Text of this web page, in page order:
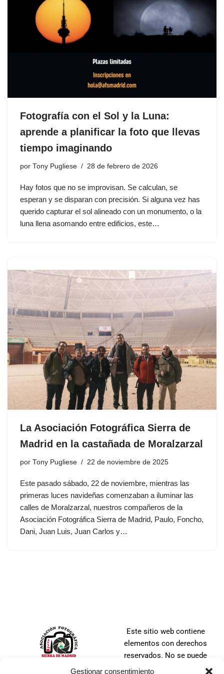
Gestionar consentimiento
Fotografía con el Sol y la Luna:
aprende a planificar la foto que llevas
tiempo imaginando
por Tony Pugliese 28 de febrero de 2026
Hay fotos que no se improvisan. Se calculan, se
esperan y se disparan con precisión. Si alguna vez has
querido capturar el sol alineado con un monumento, o la
luna llena asomando entre edificios, este…
La Asociación Fotográfica Sierra de
Madrid en la castañada de Moralzarzal
por Tony Pugliese 22 de noviembre de 2025
Este pasado sábado, 22 de noviembre, mientras las
primeras luces navideñas comenzaban a iluminar las
calles de Moralzarzal, nuestros compañeros de la
Asociación Fotográfica Sierra de Madrid, Paulo, Foncho,
Dani, Juan Luis, Juan Carlos y…
Este sitio web contiene
elementos con derechos
reservados. No se puede
distribuir, copiar, publicar o